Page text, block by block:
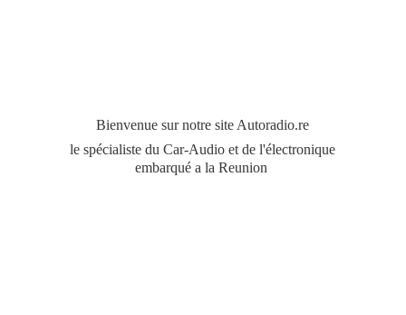
Bienvenue sur notre site Autoradio.re
le spécialiste du Car-Audio et de l'électronique
embarqué a la Reunion